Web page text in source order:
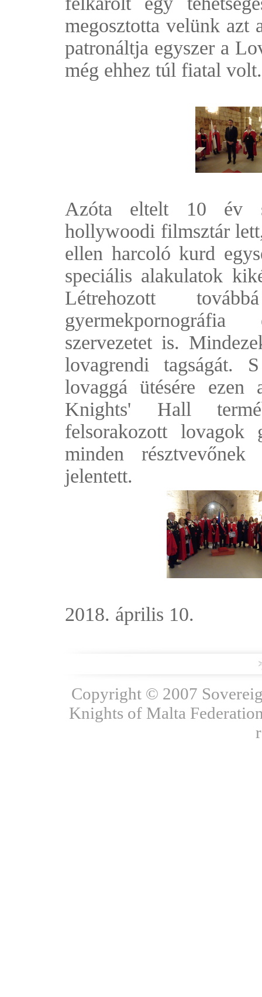
megosztotta velünk azt
patronáltja egyszer a
még ehhez túl fiatal volt.
Azóta eltelt 10 év
hollywoodi filmsztár
ellen harcoló kurd
speciális alakulatok
Létrehozott
szervezetet is.
lovagrendi tagságát.
lovaggá ütésére ezen
Knights' Hall
felsorakozott lovagok
minden
jelentett.
2018. április 10.
Copyright © 2007
Knights of Malta